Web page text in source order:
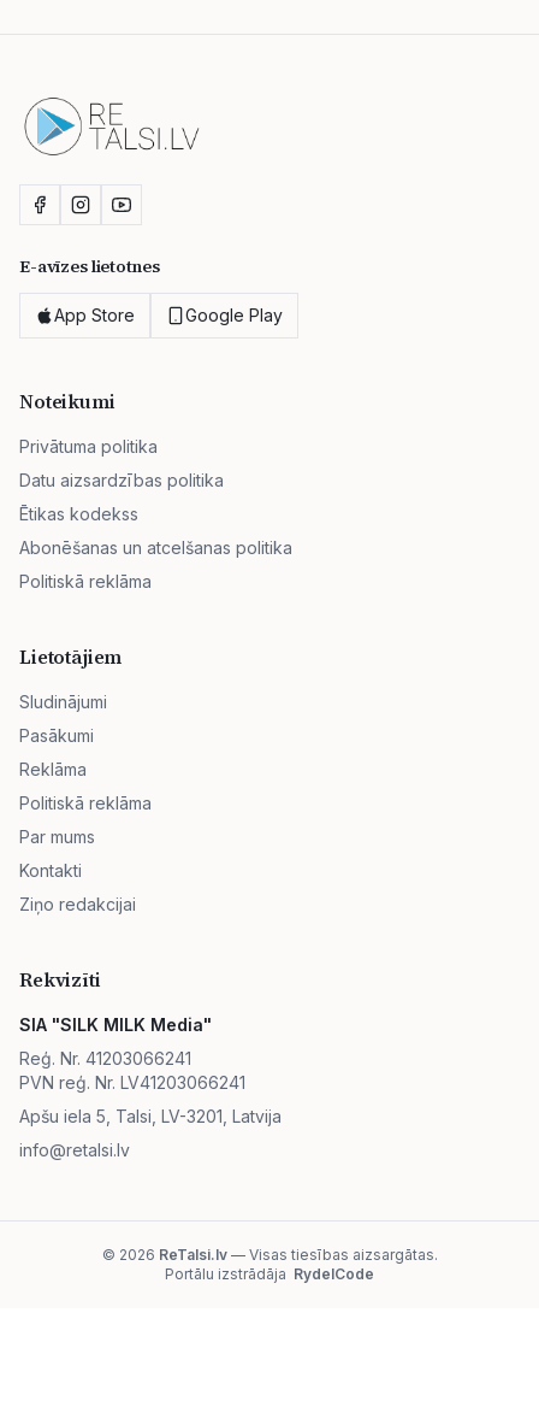
E-avīzes lietotnes
App Store Google Play
Noteikumi
Privātuma politika
Datu aizsardzības politika
Ētikas kodekss
Abonēšanas un atcelšanas politika
Politiskā reklāma
Lietotājiem
Sludinājumi
Pasākumi
Reklāma
Politiskā reklāma
Par mums
Kontakti
Ziņo redakcijai
Rekvizīti
SIA "SILK MILK Media"
Reģ. Nr. 41203066241
PVN reģ. Nr. LV41203066241
Apšu iela 5, Talsi, LV-3201, Latvija
info@retalsi.lv
© 2026 ReTalsi.lv— Visas tiesības aizsargātas.
Portālu izstrādāja RydelCode